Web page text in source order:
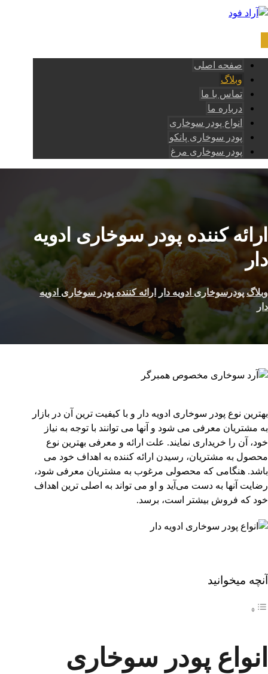
صفحه اصلی
وبلاگ
تماس با ما
درباره ما
انواع پودر سوخاری
پودر سوخاری پانکو
پودر سوخاری مرغ
ارائه کننده پودر سوخاری ادویه
دار
وبلاگ پودرسوخاری ادویه دار
ارائه کننده پودر سوخاری ادویه
دار
بهترین نوع پودر سوخاری ادویه دار و با کیفیت ترین آن در بازار
به مشتریان معرفی می‌ شود و آنها می ‌توانند با توجه به نیاز
خود، آن را خریداری نمایند. علت ارائه و معرفی بهترین نوع
محصول به مشتریان، رسیدن ارائه کننده به اهداف خود می
باشد. هنگامی که محصولی مرغوب به مشتریان معرفی شود،
رضایت آنها به دست می‌آید و او می ‌تواند به اصلی ‌ترین اهداف
خود که فروش بیشتر است، برسد.
آنچه میخوانید
انواع پودر سوخاری